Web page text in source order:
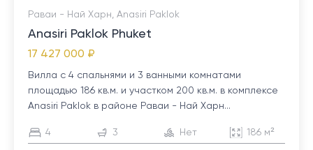
Раваи - Най Харн, Anasiri Paklok
Anasiri Paklok Phuket
17 427 000 ₽
Вилла с 4 спальнями и 3 ванными комнатами
площадью 186 кв.м. и участком 200 кв.м. в комплексе
Anasiri Paklok в районе Раваи - Най Харн...
4 3 Нет 186 м²